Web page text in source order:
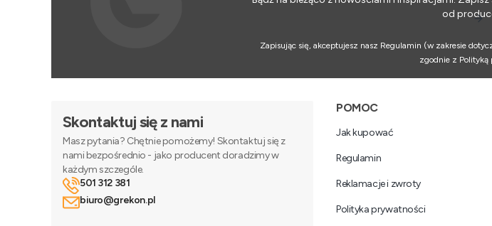
od
Zapisując się, akceptujesz nasz Regulamin (w zakresie
zgodnie z Polityką
Skontaktuj się z nami
Masz pytania? Chętnie pomożemy! Skontaktuj się z
nami bezpośrednio - jako producent doradzimy w
każdym szczególe.
501 312 381
biuro@grekon.pl
Linki w stopce
POMOC
Jak kupować
Regulamin
Reklamacje i zwroty
Polityka prywatności